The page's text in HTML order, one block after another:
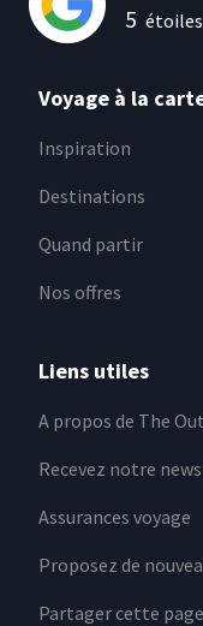
5
Voyage à la
Inspiration
Destinations
Quand partir
Nos offres
Liens utiles
A propos de The
Recevez notre
Assurances voyage
Proposez de
Partager cette page